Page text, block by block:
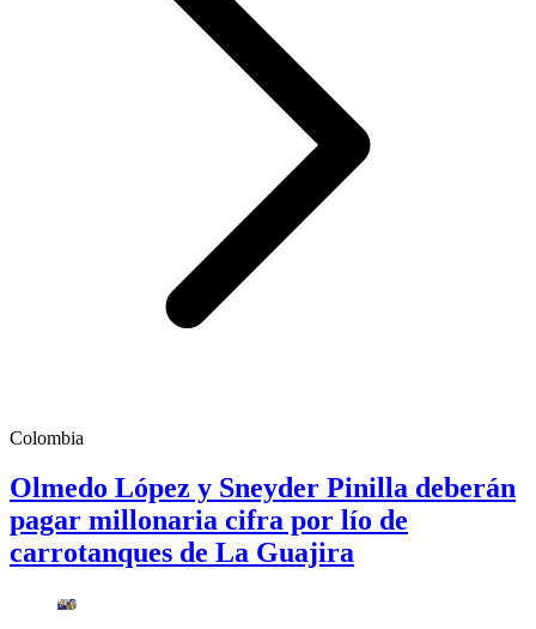
Colombia
Olmedo López y Sneyder Pinilla deberán
pagar millonaria cifra por lío de
carrotanques de La Guajira